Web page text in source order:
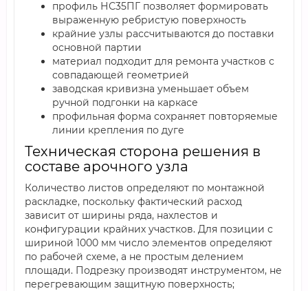
профиль НС35ПГ позволяет формировать
выраженную ребристую поверхность
крайние узлы рассчитываются до поставки
основной партии
материал подходит для ремонта участков с
совпадающей геометрией
заводская кривизна уменьшает объем
ручной подгонки на каркасе
профильная форма сохраняет повторяемые
линии крепления по дуге
Техническая сторона решения в
составе арочного узла
Количество листов определяют по монтажной
раскладке, поскольку фактический расход
зависит от ширины ряда, нахлестов и
конфигурации крайних участков. Для позиции с
шириной 1000 мм число элементов определяют
по рабочей схеме, а не простым делением
площади. Подрезку производят инструментом, не
перегревающим защитную поверхность;